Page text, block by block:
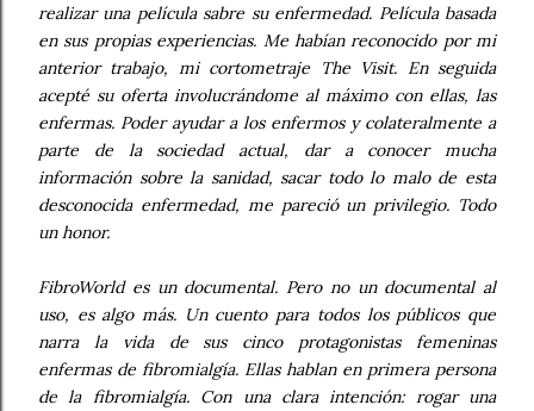
realizar una película sabre su enfermedad. Película basada
en sus propias experiencias. Me habían reconocido por mi
anterior trabajo, mi cortometraje The Visit. En seguida
acepté su oferta involucrándome al máximo con ellas, las
enfermas. Poder ayudar a los enfermos y colateralmente a
parte de la sociedad actual, dar a conocer mucha
información sobre la sanidad, sacar todo lo malo de esta
desconocida enfermedad, me pareció un privilegio. Todo
un honor.
FibroWorld es un documental. Pero no un documental al
uso, es algo más. Un cuento para todos los públicos que
narra la vida de sus cinco protagonistas femeninas
enfermas de fibromialgía. Ellas hablan en primera persona
de la fibromialgía. Con una clara intención: rogar una